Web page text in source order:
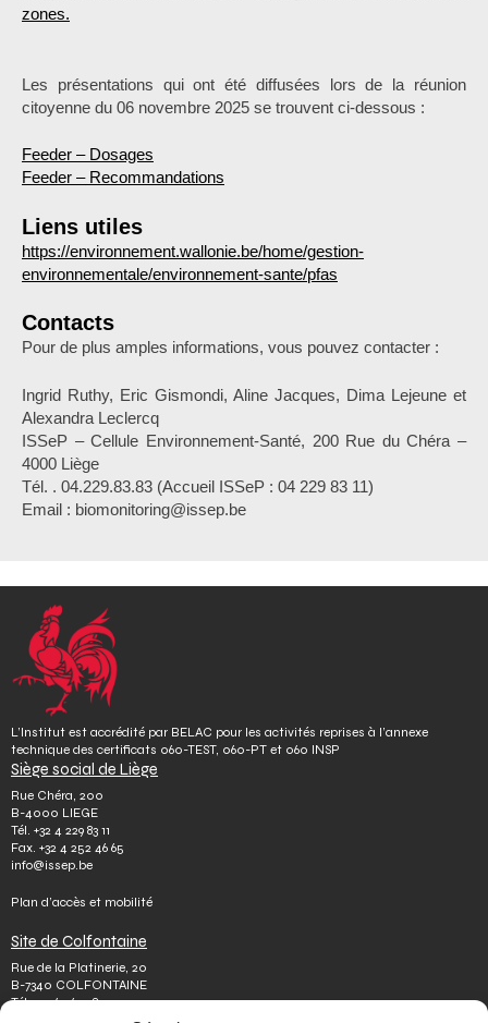
zones.
Les présentations qui ont été diffusées lors de la réunion
citoyenne du 06 novembre 2025 se trouvent ci-dessous :
Feeder – Dosages
Feeder – Recommandations
Liens utiles
https://environnement.wallonie.be/home/gestion-
environnementale/environnement-sante/pfas
Contacts
Pour de plus amples informations, vous pouvez contacter :
Ingrid Ruthy, Eric Gismondi, Aline Jacques, Dima Lejeune et
Alexandra Leclercq
ISSeP – Cellule Environnement-Santé, 200 Rue du Chéra –
4000 Liège
Tél. . 04.229.83.83 (Accueil ISSeP : 04 229 83 11)
Email : biomonitoring@issep.be
L’Institut est accrédité par BELAC pour les activités reprises à l’annexe
technique des certificats 060-TEST, 060-PT et 060 INSP
Siège social de Liège
Rue Chéra, 200
B-4000 LIEGE
Tél. +32 4 229 83 11
Fax. +32 4 252 46 65
info@issep.be
Plan d’accès et mobilité
Site de Colfontaine
Rue de la Platinerie, 20
B-7340 COLFONTAINE
Tél.+32 65 610 813